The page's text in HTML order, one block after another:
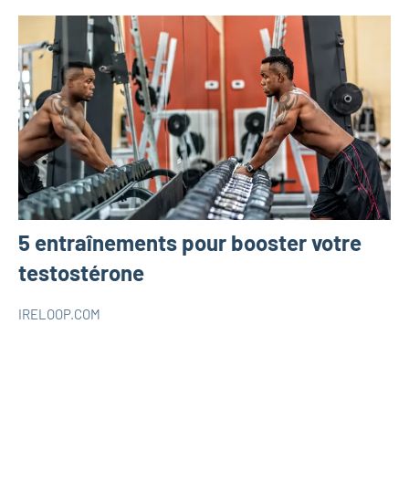
5 entraînements pour booster votre
testostérone
IRELOOP.COM